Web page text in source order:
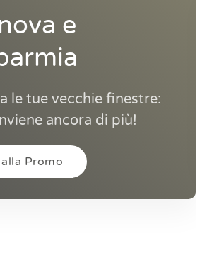
e
le tue vecchie finestre:
ancora di più!
Promo